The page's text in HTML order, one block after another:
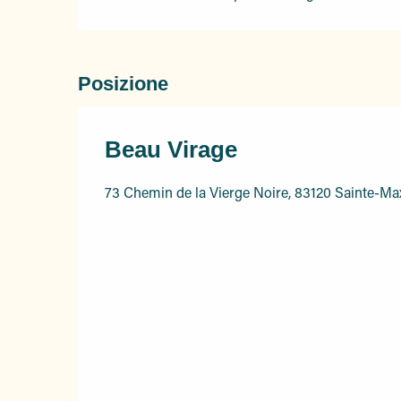
Posizione
Beau Virage
73 Chemin de la Vierge Noire, 83120 Sainte-